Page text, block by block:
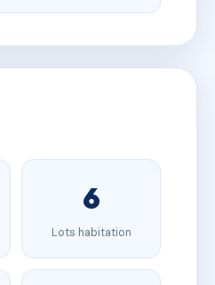
6
Lots habitation